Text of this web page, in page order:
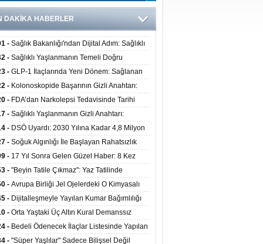
DAKİKA HABERLER
- Sağlık Bakanlığı'ndan Dijital Adım: Sağlıklı
Merkezlerinde Uzaktan Danışmanlık Dönemi
- Sağlıklı Yaşlanmanın Temeli Doğru
Geçiyor: İleri Yaşta Hangi Besin
İhtiyaç Duyuluyor?
- GLP-1 İlaçlarında Yeni Dönem: Sağlanan
Yalnızca Kilo Kaybıyla Sınırlı Değil
- Kolonoskopide Başarının Gizli Anahtarı:
Bağırsak Temizliği Poliplerin Gözden
Neden Oluyor
- FDA’dan Narkolepsi Tedavisinde Tarihi
Oreksin Sistemini Hedefleyen İlk İlaç
Sunuldu
- Sağlıklı Yaşlanmanın Gizli Anahtarı:
Kuvvet Antrenmanı Kas Ve Kemik Sağlığını
- DSÖ Uyardı: 2030 Yılına Kadar 4,8 Milyon
ve Ebe Açığı Oluşabilir
- Soğuk Algınlığı İle Başlayan Rahatsızlık
Yetmezliği Çıktı: 17 Yıl Sonra Nakille
Tutundu
- 17 Yıl Sonra Gelen Güzel Haber: 8 Kez
Hastaya 9'uncu Çağrıda Nakil Yapıldı
- "Beyin Tatile Çıkmaz": Yaz Tatilinde
Yüzde 39'u Unutulabiliyor
- Avrupa Birliği Jel Ojelerdeki O Kimyasalı
Kısırlık ve Alerji Riski Uyarısı
- Dijitalleşmeyle Yayılan Kumar Bağımlılığı
ve Aileyi Yıkıma Uğratıyor
- Orta Yaştaki Üç Altın Kural Demanssız
13 Yıl Uzatabiliyor
- Bedeli Ödenecek İlaçlar Listesinde Yapılan
Hakkında Duyuru 2026/30
- "Süper Yaşlılar" Sadece Bilişsel Değil